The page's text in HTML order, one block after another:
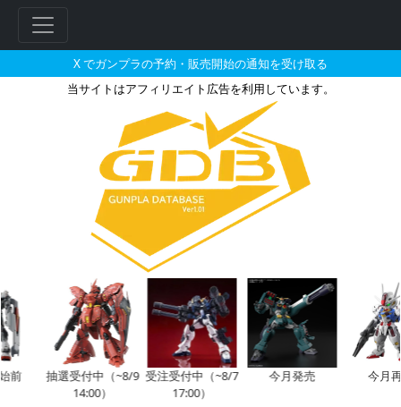
X でガンプラの予約・販売開始の通知を受け取る
当サイトはアフィリエイト広告を利用しています。
ガンダム00 Festival 10 “Re：
前
抽選受付中（~8/9
14:00）
受注受付中（~8/7
17:00）
今月発売 今月
ド
検
索